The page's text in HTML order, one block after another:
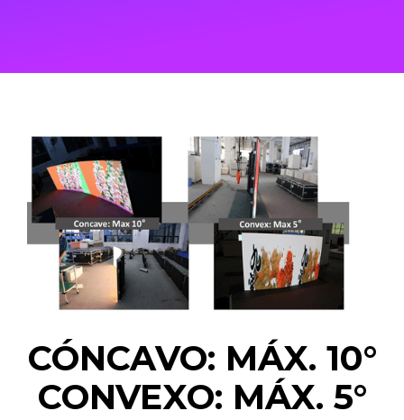
CÓNCAVO: MÁX. 10°
CONVEXO: MÁX. 5°